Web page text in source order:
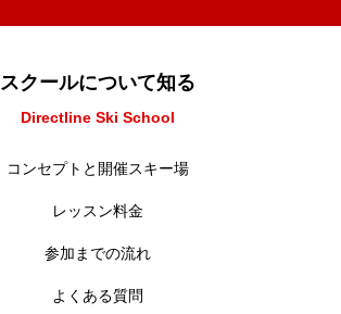
スクールについて知る
Directline Ski School
コンセプトと開催スキー場
レッスン料金
参加までの流れ
よくある質問